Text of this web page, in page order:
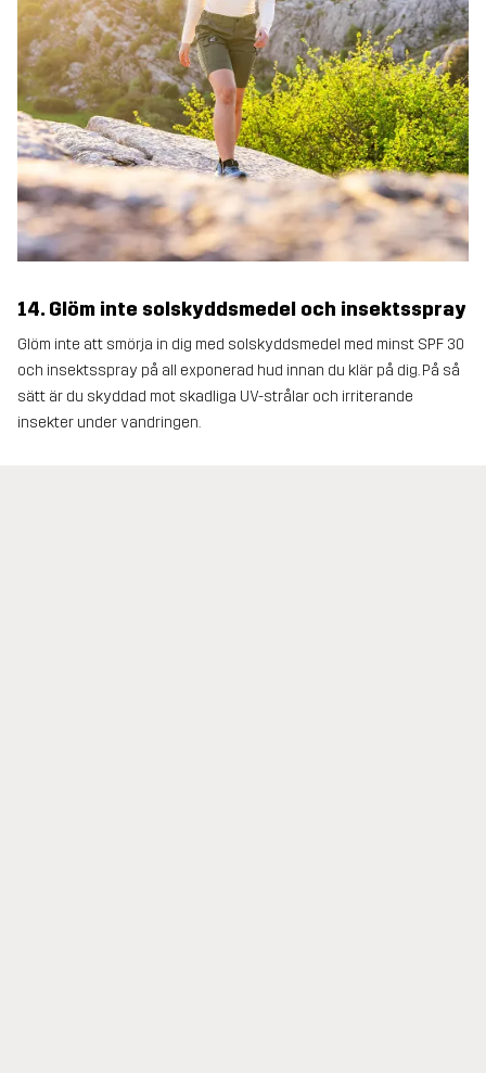
14. Glöm inte solskyddsmedel och insektsspray
Glöm inte att smörja in dig med solskyddsmedel med minst SPF 30
och insektsspray på all exponerad hud innan du klär på dig. På så
sätt är du skyddad mot skadliga UV-strålar och irriterande
insekter under vandringen.